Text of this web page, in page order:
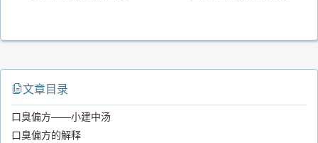
文章目录
口臭偏方——小建中汤
口臭偏方的解释